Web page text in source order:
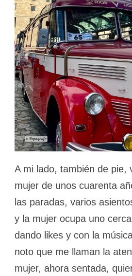
A mi lado, también de pie,
mujer de unos cuarenta
las paradas, varios
y la mujer ocupa uno
dando likes y con la
noto que me llaman la
mujer, ahora sentada,